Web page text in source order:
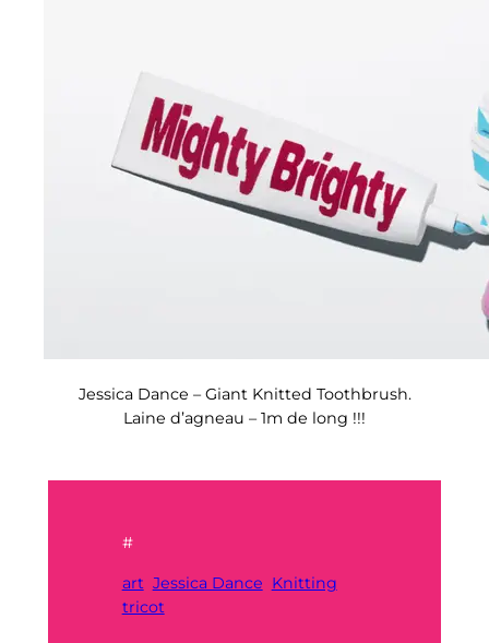
Jessica Dance – Giant Knitted Toothbrush.
Laine d’agneau – 1m de long !!!
#
art Jessica Dance Knitting
tricot